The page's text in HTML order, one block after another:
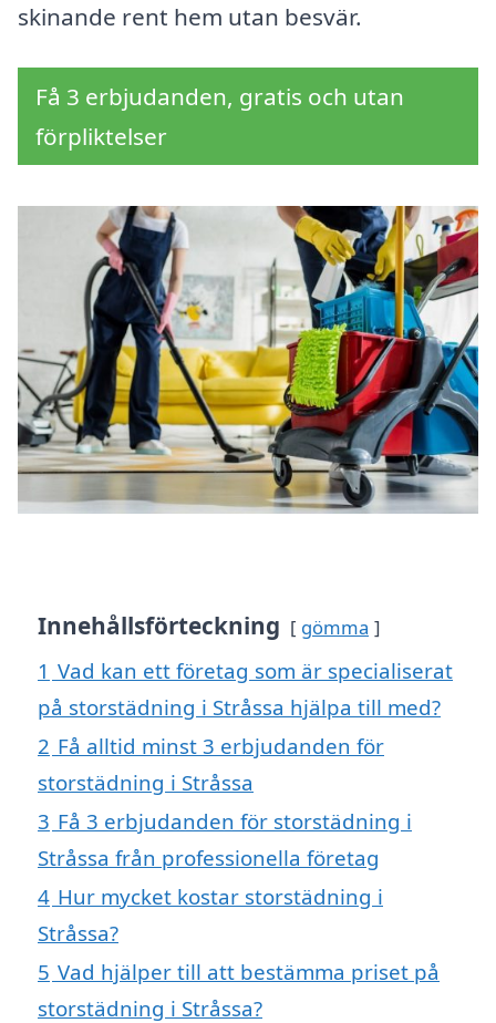
skinande rent hem utan besvär.
Få 3 erbjudanden, gratis och utan
förpliktelser
Innehållsförteckning gömma
1 Vad kan ett företag som är specialiserat
på storstädning i Stråssa hjälpa till med?
2 Få alltid minst 3 erbjudanden för
storstädning i Stråssa
3 Få 3 erbjudanden för storstädning i
Stråssa från professionella företag
4 Hur mycket kostar storstädning i
Stråssa?
5 Vad hjälper till att bestämma priset på
storstädning i Stråssa?